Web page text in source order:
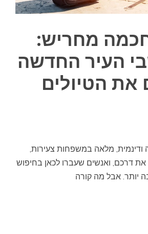
מחריש:
העיר החדשה
את הטיולים
ודינמית, מלאה במשפחות צעירות,
את דרכם, ואנשים שעברו לכאן בחיפוש
יותר. אבל מה קורה